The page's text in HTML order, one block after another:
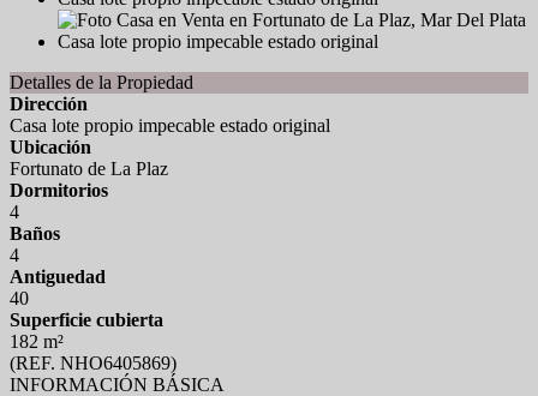
Detalles de la Propiedad
Dirección
Casa lote propio impecable estado original
Ubicación
Fortunato de La Plaz
Dormitorios
4
Baños
4
Antiguedad
40
Superficie cubierta
182 m²
(REF. NHO6405869)
INFORMACIÓN BÁSICA